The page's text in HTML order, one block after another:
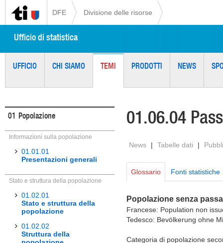
DFE Divisione delle risorse
Ufficio di statistica
UFFICIO CHI SIAMO TEMI PRODOTTI NEWS
01 Popolazione
Informazioni sulla popolazione
01.01.01
Presentazioni generali
Stato e struttura della popolazione
01.02.01
Stato e struttura della
popolazione
01.02.02
Struttura della
01.06.04
News | Tabelle dati |
Glossario Fonti statistiche
Popolazione senza
Francese: Population non
Tedesco: Bevölkerung ohne
Categoria di popolazione